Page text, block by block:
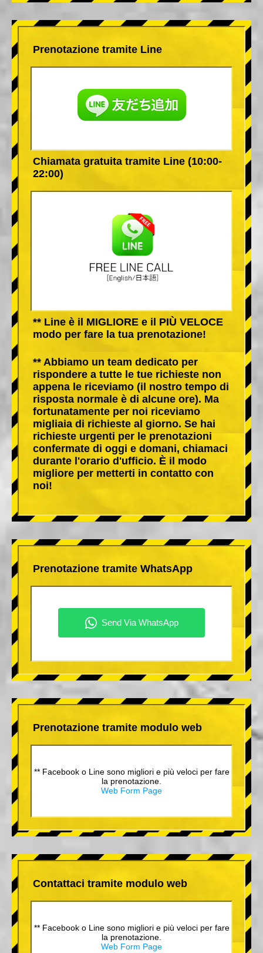
Prenotazione tramite Line
Chiamata gratuita tramite Line (10:00-
22:00)
** Line è il MIGLIORE e il PIÙ VELOCE
modo per fare la tua prenotazione!
** Abbiamo un team dedicato per
rispondere a tutte le tue richieste non
appena le riceviamo (il nostro tempo di
risposta normale è di alcune ore). Ma
fortunatamente per noi riceviamo
migliaia di richieste al giorno. Se hai
richieste urgenti per le prenotazioni
confermate di oggi e domani, chiamaci
durante l'orario d'ufficio. È il modo
migliore per metterti in contatto con
noi!
Prenotazione tramite WhatsApp
Prenotazione tramite modulo web
** Facebook o Line sono migliori e più veloci per fare
la prenotazione.
Web Form Page
Contattaci tramite modulo web
** Facebook o Line sono migliori e più veloci per fare
la prenotazione.
Web Form Page